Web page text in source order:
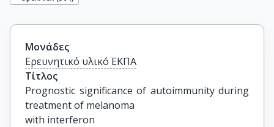
Μονάδες
Ερευνητικό υλικό ΕΚΠΑ
Τίτλος
Prognostic significance of autoimmunity during
treatment of melanoma
with interferon